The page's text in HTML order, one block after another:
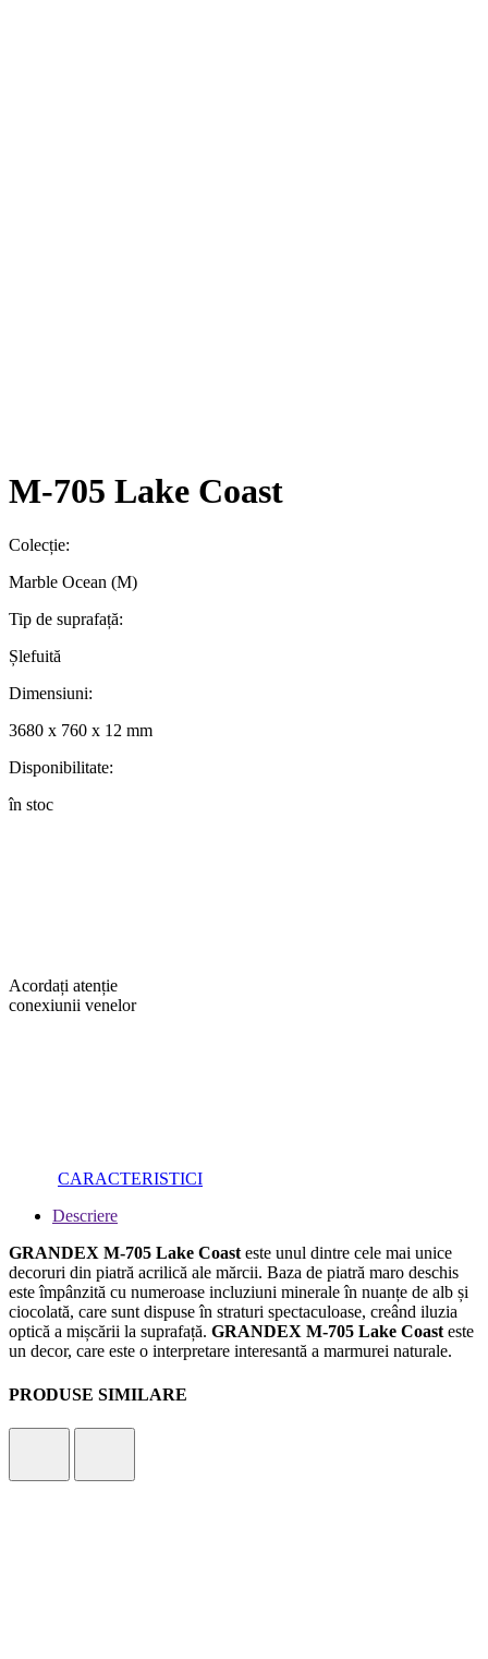
M-705 Lake Coast
Colecție:
Marble Ocean (M)
Tip de suprafață:
Șlefuită
Dimensiuni:
3680 x 760 x 12 mm
Disponibilitate:
în stoc
Acordați atenție
conexiunii venelor
CARACTERISTICI
Descriere
GRANDEX M-705 Lake Coasteste unul dintre cele mai unice
decoruri din piatră acrilică ale mărcii. Baza de piatră maro deschis
este împânzită cu numeroase incluziuni minerale în nuanțe de alb și
ciocolată, care sunt dispuse în straturi spectaculoase, creând iluzia
optică a mișcării la suprafață. GRANDEX M-705 Lake Coasteste
un decor, care este o interpretare interesantă a marmurei naturale.
PRODUSE SIMILARE